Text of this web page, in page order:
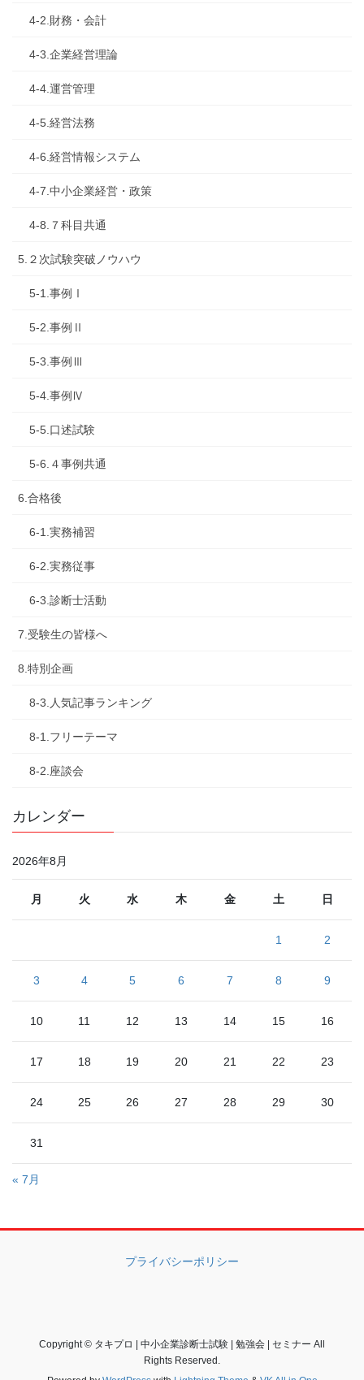
4-2.財務・会計
4-3.企業経営理論
4-4.運営管理
4-5.経営法務
4-6.経営情報システム
4-7.中小企業経営・政策
4-8.７科目共通
5.２次試験突破ノウハウ
5-1.事例Ⅰ
5-2.事例Ⅱ
5-3.事例Ⅲ
5-4.事例Ⅳ
5-5.口述試験
5-6.４事例共通
6.合格後
6-1.実務補習
6-2.実務従事
6-3.診断士活動
7.受験生の皆様へ
8.特別企画
8-3.人気記事ランキング
8-1.フリーテーマ
8-2.座談会
カレンダー
2026年8月
月 火 水 木 金 土 日
1 2
3 4 5 6 7 8 9
10 11 12 13 14 15 16
17 18 19 20 21 22 23
24 25 26 27 28 29 30
31
« 7月
プライバシーポリシー
Copyright © タキプロ | 中小企業診断士試験 | 勉強会 | セミナー All
Rights Reserved.